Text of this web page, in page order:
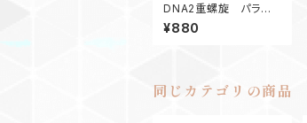
DNA2重螺旋 パラコ
ードキーホルダー
¥880
同じカテゴリの商品